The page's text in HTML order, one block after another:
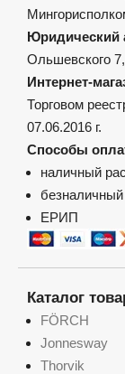
Юридический
Ольшевского
Интернет-
Торговом
07.06.2016 г.
Способы
наличный
безналичный
ЕРИП
Каталог
FÖRCH
Jonnesway
Thorvik